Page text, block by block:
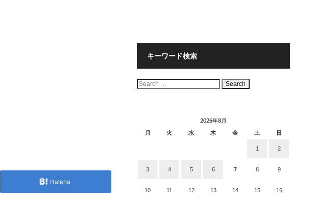
Hatena
キーワード検索
検
索:
2026年8月
月
火 水 木 金 土 日
1 2
3 4 5 6 7 8 9
10 11 12 13 14 15 16